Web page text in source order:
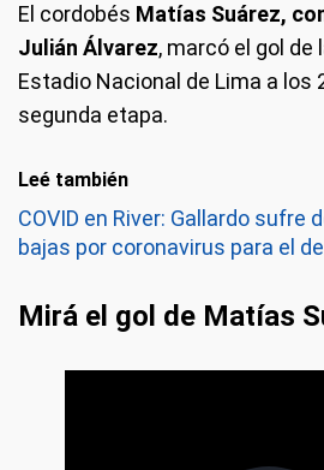
El cordobés Matías Suárez,
Julián Álvarez, marcó el gol de
Estadio Nacional de Lima a los
segunda etapa.
Leé también
COVID en River: Gallardo sufre
bajas por coronavirus para el
Mirá el gol de Matías